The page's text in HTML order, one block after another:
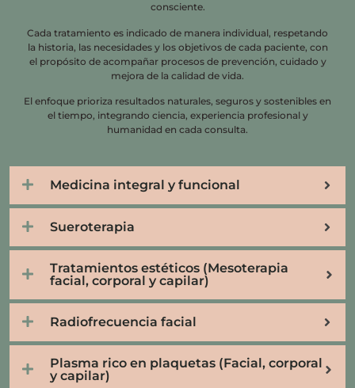
consciente.
Cada tratamiento es indicado de manera individual, respetando
la historia, las necesidades y los objetivos de cada paciente, con
el propósito de acompañar procesos de prevención, cuidado y
mejora de la calidad de vida.
El enfoque prioriza resultados naturales, seguros y sostenibles en
el tiempo, integrando ciencia, experiencia profesional y
humanidad en cada consulta.
Medicina integral y funcional
Sueroterapia
Tratamientos estéticos (Mesoterapia
facial, corporal y capilar)
Radiofrecuencia facial
Plasma rico en plaquetas (Facial, corporal
y capilar)